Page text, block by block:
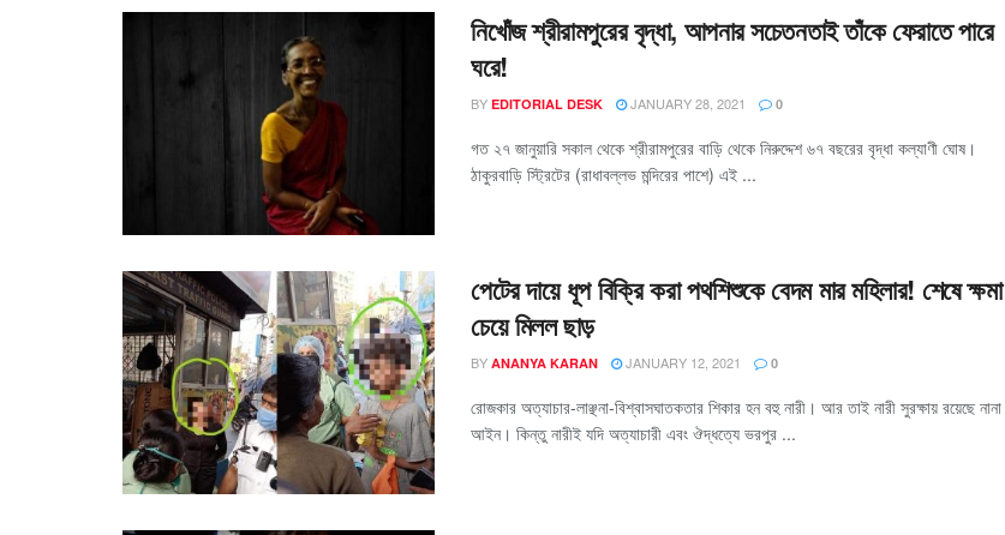
নিখোঁজ শ্রীরামপুরের বৃদ্ধা, আপনার সচেতনতাই তাঁকে ফেরাতে পারে
ঘরে!
BY EDITORIAL DESK JANUARY 28, 2021 0
গত ২৭ জানুয়ারি সকাল থেকে শ্রীরামপুরের বাড়ি থেকে নিরুদ্দেশ ৬৭ বছরের বৃদ্ধা কল্যাণী ঘোষ।
ঠাকুরবাড়ি স্ট্রিটের (রাধাবল্লভ মন্দিরের পাশে) এই ...
পেটের দায়ে ধূপ বিক্রি করা পথশিশুকে বেদম মার মহিলার! শেষে ক্ষমা
চেয়ে মিলল ছাড়
BY ANANYA KARAN JANUARY 12, 2021 0
রোজকার অত্যাচার-লাঞ্ছনা-বিশ্বাসঘাতকতার শিকার হন বহু নারী। আর তাই নারী সুরক্ষায় রয়েছে নানা
আইন। কিন্তু নারীই যদি অত্যাচারী এবং ঔদ্ধত্যে ভরপুর ...